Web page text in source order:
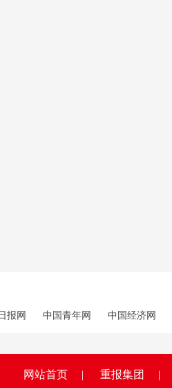
报网 中国青年网 中国经济网
网站首页 | 重报集团 |